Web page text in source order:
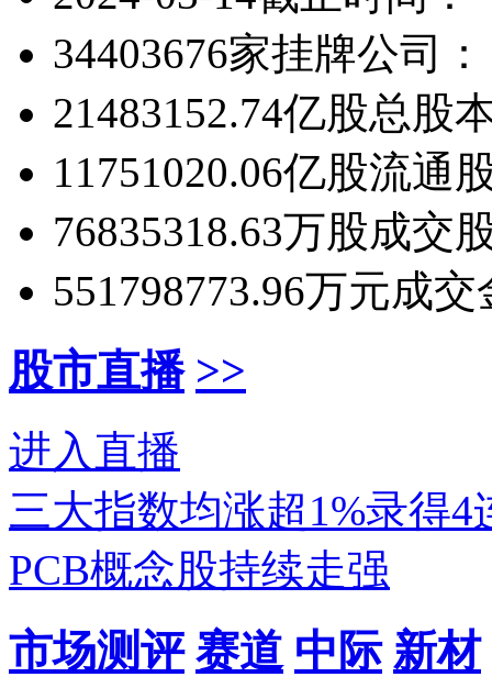
34403676家挂牌公司：
21483152.74亿股总股
11751020.06亿股流通
76835318.63万股成交
551798773.96万元成交
股市直播 >>
进入直播
三大指数均涨超1%录得
PCB概念股持续走强
市场测评 赛道 中际 新材